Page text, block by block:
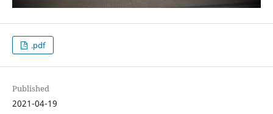
.pdf
Published
2021-04-19